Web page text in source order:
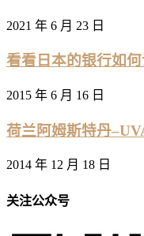
2021 年 6 月 23 日
看看日本的银行如
2015 年 6 月 16 日
荷兰阿姆斯特丹
2014 年 12 月 18 日
关注公众号